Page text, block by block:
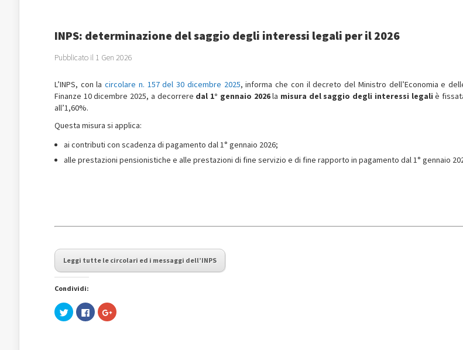
INPS: determinazione del saggio degli interessi legali per il 2026
Pubblicato il 1 Gen 2026
L’INPS, con lacircolare n. 157 del 30 dicembre 2025, informa che con il decreto del Ministro dell’Economia e
Finanze 10 dicembre 2025, a decorrere dal 1° gennaio 2026la misura del saggio degli interessi legali è
all’1,60%.
Questa misura si applica:
ai contributi con scadenza di pagamento dal 1° gennaio 2026;
alle prestazioni pensionistiche e alle prestazioni di fine servizio e di fine rapporto in pagamento dal 1° gennaio
Leggi tutte le circolari ed i messaggi dell’INPS
Condividi:
Fai
clic
Fai
clic
Fai
clic